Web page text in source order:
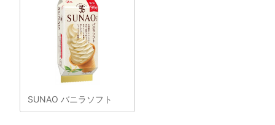
SUNAO バニラソフト